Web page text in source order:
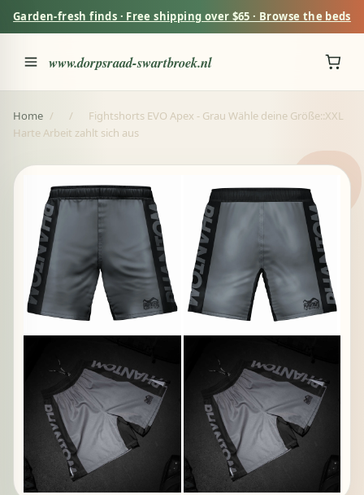
Garden-fresh finds · Free shipping over $65 · Browse the beds
www.dorpsraad-swartbroek.nl
Home / /
Fightshorts EVO Apex - Grau Wähle deine Größe::XXL
Harte Arbeit zahlt sich aus